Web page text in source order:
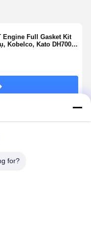
Engine Full Gasket Kit
Kobelco, Kato DH700
for?